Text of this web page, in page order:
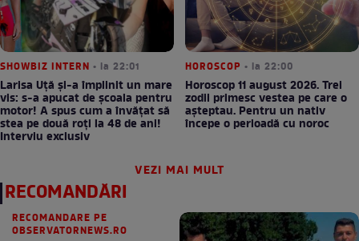
SHOWBIZ INTERN • la 22:01
Larisa Uță şi-a împlinit un mare
vis: s-a apucat de școala pentru
motor! A spus cum a învățat să
stea pe două roți la 48 de ani!
Interviu exclusiv
HOROSCOP • la 22:00
Horoscop 11 august 2026. Trei
zodii primesc vestea pe care o
așteptau. Pentru un nativ
începe o perioadă cu noroc
VEZI MAI MULT
RECOMANDĂRI
RECOMANDARE PE
OBSERVATORNEWS.RO